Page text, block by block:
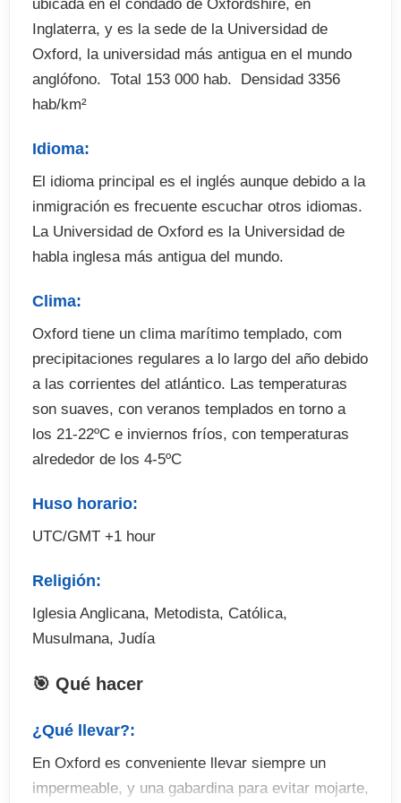
Fianza de alojamiento (cuando proceda)
ubicada en el condado de Oxfordshire, en
Inglaterra, y es la sede de la Universidad de
Oxford, la universidad más antigua en el mundo
anglófono.  Total 153 000 hab.  Densidad 3356
hab/km²
Idioma:
El idioma principal es el inglés aunque debido a la
inmigración es frecuente escuchar otros idiomas.
La Universidad de Oxford es la Universidad de
habla inglesa más antigua del mundo.
Clima:
Oxford tiene un clima marítimo templado, com
precipitaciones regulares a lo largo del año debido
a las corrientes del atlántico. Las temperaturas
son suaves, con veranos templados en torno a
los 21-22ºC e inviernos fríos, con temperaturas
alrededor de los 4-5ºC
Huso horario:
UTC/GMT +1 hour
Religión:
Iglesia Anglicana, Metodista, Católica,
Musulmana, Judía
🎯 Qué hacer
¿Qué llevar?:
En Oxford es conveniente llevar siempre un
impermeable, y una gabardina para evitar mojarte,